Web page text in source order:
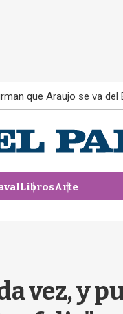
que Araujo se va del
LibrosArte
vez, y